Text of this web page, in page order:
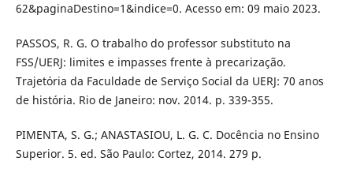
62&paginaDestino=1&indice=0. Acesso em: 09 maio 2023.
PASSOS, R. G. O trabalho do professor substituto na
FSS/UERJ: limites e impasses frente à precarização.
Trajetória da Faculdade de Serviço Social da UERJ: 70 anos
de história. Rio de Janeiro: nov. 2014. p. 339-355.
PIMENTA, S. G.; ANASTASIOU, L. G. C. Docência no Ensino
Superior. 5. ed. São Paulo: Cortez, 2014. 279 p.